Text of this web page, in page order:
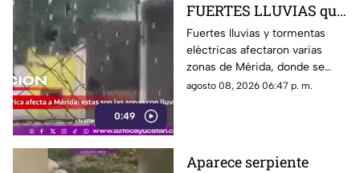
0:49
FUERTES LLUVIAS que
azotaron Mérida este
sábado 8 de agosto
Fuertes lluvias y tormentas
eléctricas afectaron varias
zonas de Mérida, donde se
reportan rayos, viento y
agosto 08, 2026 06:47 p. m.
Aparece serpiente